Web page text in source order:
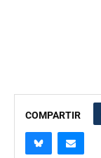
COMPARTIR